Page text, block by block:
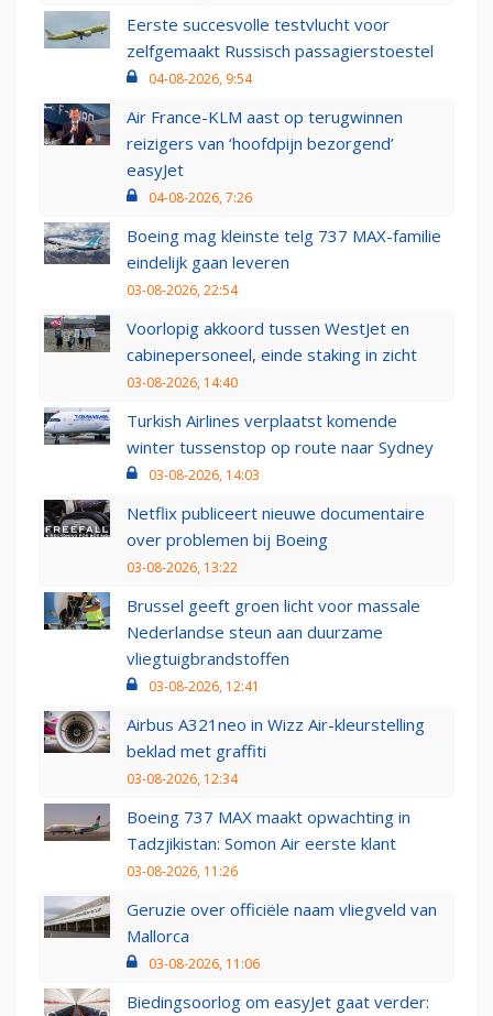
Eerste succesvolle testvlucht voor
zelfgemaakt Russisch passagierstoestel
04-08-2026, 9:54
Air France-KLM aast op terugwinnen
reizigers van ‘hoofdpijn bezorgend’
easyJet
04-08-2026, 7:26
Boeing mag kleinste telg 737 MAX-familie
eindelijk gaan leveren
03-08-2026, 22:54
Voorlopig akkoord tussen WestJet en
cabinepersoneel, einde staking in zicht
03-08-2026, 14:40
Turkish Airlines verplaatst komende
winter tussenstop op route naar Sydney
03-08-2026, 14:03
Netflix publiceert nieuwe documentaire
over problemen bij Boeing
03-08-2026, 13:22
Brussel geeft groen licht voor massale
Nederlandse steun aan duurzame
vliegtuigbrandstoffen
03-08-2026, 12:41
Airbus A321neo in Wizz Air-kleurstelling
beklad met graffiti
03-08-2026, 12:34
Boeing 737 MAX maakt opwachting in
Tadzjikistan: Somon Air eerste klant
03-08-2026, 11:26
Geruzie over officiële naam vliegveld van
Mallorca
03-08-2026, 11:06
Biedingsoorlog om easyJet gaat verder: